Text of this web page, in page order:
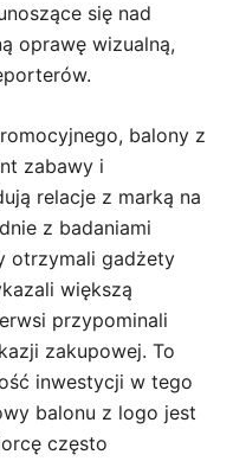
się nad
oprawę wizualną,
balony z
zabawy i
relacje z marką na
z badaniami
otrzymali gadżety
większą
przypominali
zakupowej. To
inwestycji w tego
balonu z logo jest
często